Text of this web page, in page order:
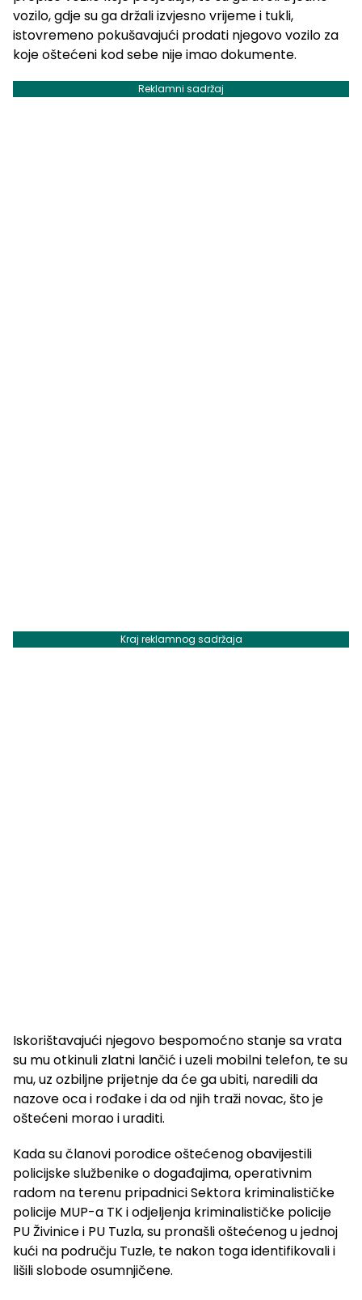
vozilo, gdje su ga držali izvjesno vrijeme i tukli,
istovremeno pokušavajući prodati njegovo vozilo za
koje oštećeni kod sebe nije imao dokumente.
Reklamni sadržaj
Kraj reklamnog sadržaja
Iskorištavajući njegovo bespomoćno stanje sa vrata
su mu otkinuli zlatni lančić i uzeli mobilni telefon, te su
mu, uz ozbiljne prijetnje da će ga ubiti, naredili da
nazove oca i rođake i da od njih traži novac, što je
oštećeni morao i uraditi.
Kada su članovi porodice oštećenog obavijestili
policijske službenike o događajima, operativnim
radom na terenu pripadnici Sektora kriminalističke
policije MUP-a TK i odjeljenja kriminalističke policije
PU Živinice i PU Tuzla, su pronašli oštećenog u jednoj
kući na području Tuzle, te nakon toga identifikovali i
lišili slobode osumnjičene.